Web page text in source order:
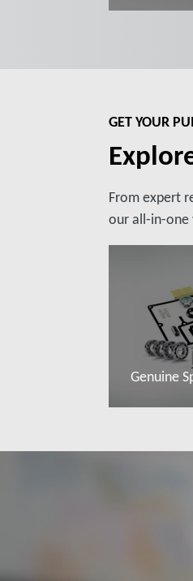
GET YOUR
From expert
our all-in-one
Genuine